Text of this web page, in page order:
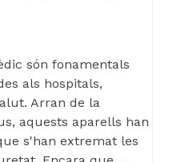
són fonamentals
als hospitals,
Arran de la
aquests aparells han
s'han extremat les